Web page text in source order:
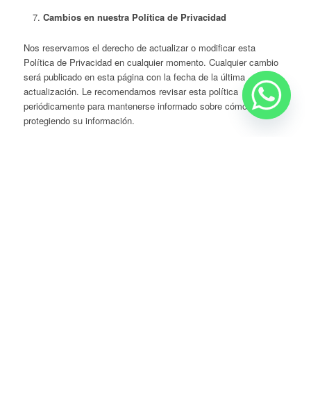
Cambios en nuestra Política de Privacidad
Nos reservamos el derecho de actualizar o modificar esta
Política de Privacidad en cualquier momento. Cualquier cambio
será publicado en esta página con la fecha de la última
actualización. Le recomendamos revisar esta política
periódicamente para mantenerse informado sobre cómo estamos
protegiendo su información.